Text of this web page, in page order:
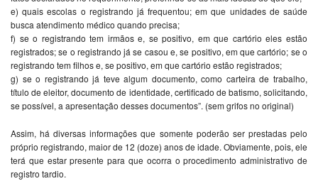
e) quais escolas o registrando já frequentou; em que unidades de saúde
busca atendimento médico quando precisa;
f) se o registrando tem irmãos e, se positivo, em que cartório eles estão
registrados; se o registrando já se casou e, se positivo, em que cartório; se o
registrando tem filhos e, se positivo, em que cartório estão registrados;
g) se o registrando já teve algum documento, como carteira de trabalho,
título de eleitor, documento de identidade, certificado de batismo, solicitando,
se possível, a apresentação desses documentos”. (sem grifos no original)
Assim, há diversas informações que somente poderão ser prestadas pelo
próprio registrando, maior de 12 (doze) anos de idade. Obviamente, pois, ele
terá que estar presente para que ocorra o procedimento administrativo de
registro tardio.